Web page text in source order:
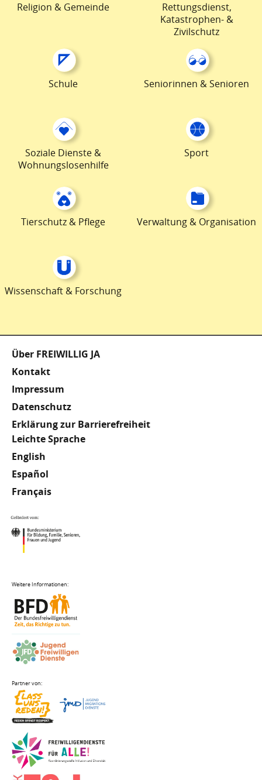
Religion & Gemeinde
Rettungsdienst,
Katastrophen- &
Zivilschutz
Schule Seniorinnen & Senioren
Soziale Dienste &
Wohnungslosenhilfe
Sport
Tierschutz & Pflege Verwaltung & Organisation
Wissenschaft & Forschung
Fußzeile
Über FREIWILLIG JA
Kontakt
Impressum
Datenschutz
Erklärung zur Barrierefreiheit
Meta
Footer
Leichte Sprache
English
Español
Français